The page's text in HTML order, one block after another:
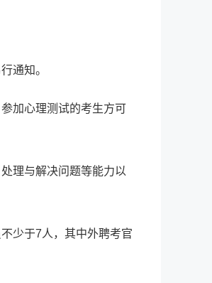
通知。
加心理测试的考生方可
理与解决问题等能力以
少于7人，其中外聘考官